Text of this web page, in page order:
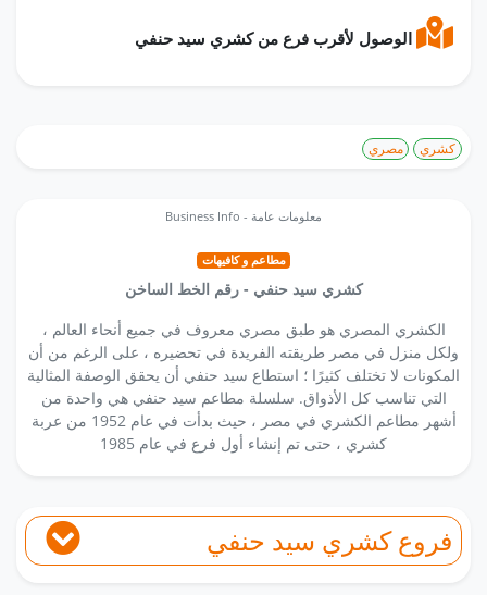
مصري كشري
Business Info - معلومات عامة
مطاعم و كافيهات
كشري سيد حنفي - رقم الخط الساخن
الكشري المصري هو طبق مصري معروف في جميع أنحاء العالم ،
ولكل منزل في مصر طريقته الفريدة في تحضيره ، على الرغم من أن
المكونات لا تختلف كثيرًا ؛ استطاع سيد حنفي أن يحقق الوصفة المثالية
التي تناسب كل الأذواق. سلسلة مطاعم سيد حنفي هي واحدة من
أشهر مطاعم الكشري في مصر ، حيث بدأت في عام 1952 من عربة
كشري ، حتى تم إنشاء أول فرع في عام 1985
فروع كشري سيد حنفي